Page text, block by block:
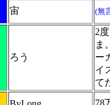
宙 (無
ろう
2
ま
ー
イ
て
78